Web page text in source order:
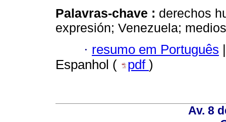
Palavras-chave : derechos
expresión; Venezuela;
· resumo em Português |
Espanhol (
pdf )
Av. 8